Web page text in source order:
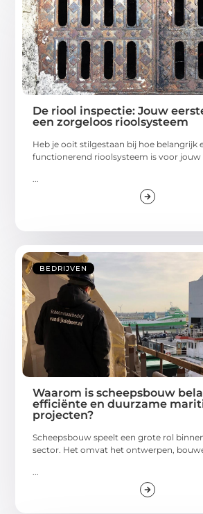
De riool inspectie: Jouw
een zorgeloos rioolsysteem
Heb je ooit stilgestaan bij hoe belangrijk
functionerend rioolsysteem is voor jouw
...
BEDRIJVEN
Waarom is scheepsbouw
efficiënte en duurzame
projecten?
Scheepsbouw speelt een grote rol
sector. Het omvat het ontwerpen,
...